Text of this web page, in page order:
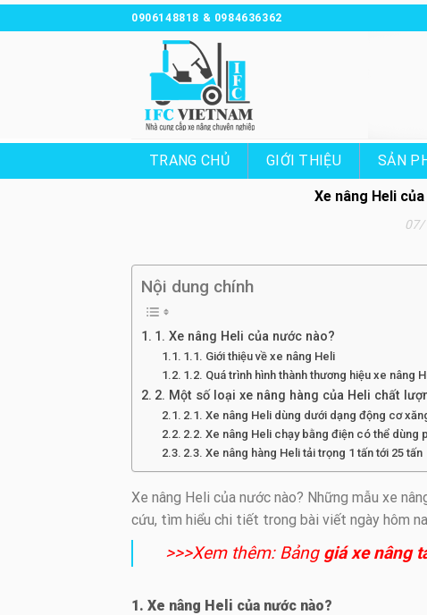
Chuyển
đến
0906148818 & 0984636362
TRANG CHỦ GIỚI THIỆU SẢN
Xe nâng Heli
Nội dung chính
1. Xe nâng Heli của nước nào?
1.1. Giới thiệu về xe nâng Heli
1.2. Quá trình hình thành thương hiệu xe nâng
2. Một số loại xe nâng hàng của Heli chất
2.1. Xe nâng Heli dùng dưới dạng động cơ
2.2. Xe nâng Heli chạy bằng điện có thể dùng
2.3. Xe nâng hàng Heli tải trọng 1 tấn tới 25 tấn
Xe nâng Heli của nước nào? Những mẫu xe
cứu, tìm hiểu chi tiết trong bài viết ngày hôm
>>>Xem thêm: Bảng giá xe nâng
1. Xe nâng Heli của nước nào?